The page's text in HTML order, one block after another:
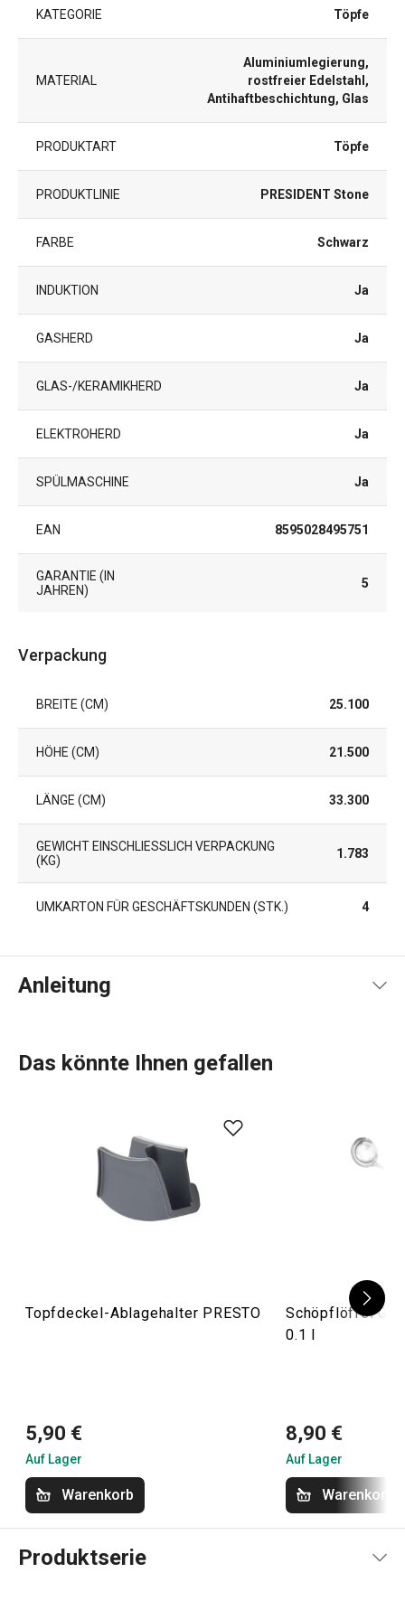
KATEGORIE Töpfe
MATERIAL
Aluminiumlegierung,
rostfreier Edelstahl,
Antihaftbeschichtung, Glas
PRODUKTART Töpfe
PRODUKTLINIE PRESIDENT Stone
FARBE Schwarz
INDUKTION Ja
GASHERD Ja
GLAS-/KERAMIKHERD Ja
ELEKTROHERD Ja
SPÜLMASCHINE Ja
EAN 8595028495751
GARANTIE (IN
JAHREN)
5
Verpackung
BREITE (CM) 25.100
HÖHE (CM) 21.500
LÄNGE (CM) 33.300
GEWICHT EINSCHLIESSLICH VERPACKUNG (
KG)
1.783
UMKARTON FÜR GESCHÄFTSKUNDEN (STK.) 4
Anleitung
Das könnte Ihnen gefallen
Topfdeckel-Ablagehalter PRESTO
5,90 €
Auf Lager
Warenkorb
Schöpflöffel
0.1 l
8,90 €
Auf Lager
Warenkorb
Produktserie